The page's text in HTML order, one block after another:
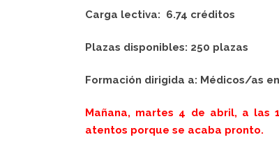
Carga lectiva: 6.74 créditos
Plazas disponibles: 250 plazas
Formación dirigida a: Médicos/as
Mañana, martes 4 de abril, a las
atentos porque se acaba pronto.